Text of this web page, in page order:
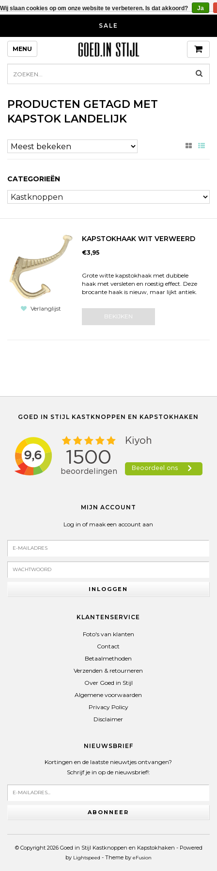
SALE
MENU
PRODUCTEN GETAGD MET
KAPSTOK LANDELIJK
CATEGORIEËN
Verlanglijst
KAPSTOKHAAK WIT VERWEERD
€3,95
Grote witte kapstokhaak met dubbele
haak met versleten en roestig effect. Deze
brocante haak is nieuw, maar lijkt antiek.
BEKIJKEN
GOED IN STIJL KASTKNOPPEN EN KAPSTOKHAKEN
MIJN ACCOUNT
Log in of maak een account aan
INLOGGEN
KLANTENSERVICE
Foto's van klanten
Contact
Betaalmethoden
Verzenden & retourneren
Over Goed in Stijl
Algemene voorwaarden
Privacy Policy
Disclaimer
NIEUWSBRIEF
Kortingen en de laatste nieuwtjes ontvangen?
Schrijf je in op de nieuwsbrief!:
ABONNEER
© Copyright 2026 Goed in Stijl Kastknoppen en Kapstokhaken - Powered
by Lightspeed - Theme by eFusion
Wij slaan cookies op om onze website te verbeteren. Is dat akkoord? Ja